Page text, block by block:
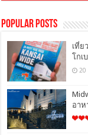
Popular Posts
เที่ย
โกเ
20
อาห